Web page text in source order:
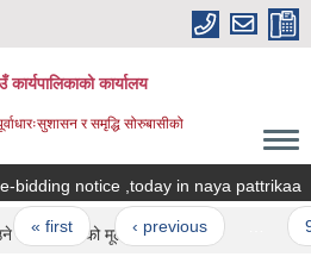
कार्यपालिकाको कार्यालय
र समृद्धि सोरुबासीको
bidding notice ,today in naya pattrikaa
« first ‹ previous
नागरिक हरुको मूल अभिलेख